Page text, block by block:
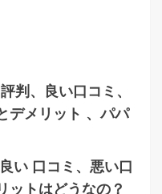
判、良い口コミ、
デメリット 、パパ
い 口コミ、悪い口
ットはどうなの？